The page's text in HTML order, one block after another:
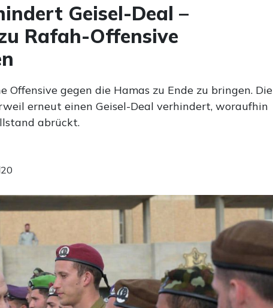
Geisel-Deal –
Rafah-Offensive
Offensive gegen die Hamas zu Ende zu bringen. Die
erneut einen Geisel-Deal verhindert, woraufhin
abrückt.